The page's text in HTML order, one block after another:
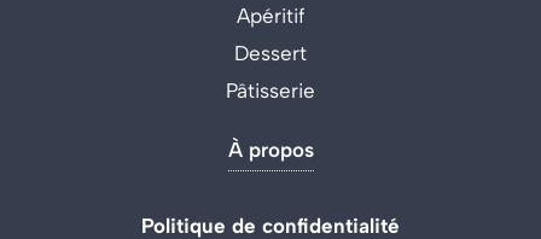
Apéritif
Dessert
Pâtisserie
À propos
Politique de confidentialité